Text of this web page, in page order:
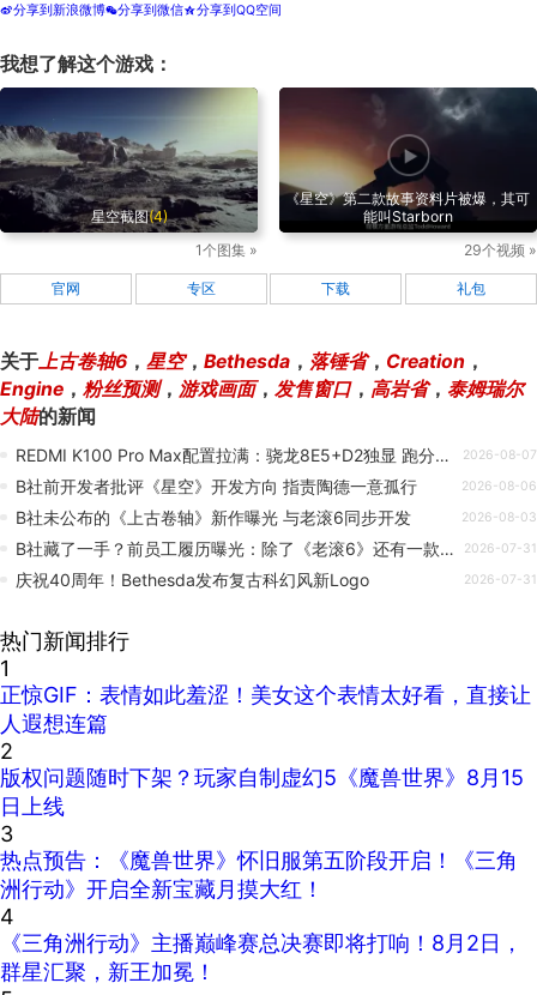
t分享到新浪微博w分享到微信z分享到QQ空间
我想了解这个游戏：
星空截图(4)
1个图集 »
《星空》第二款故事资料片被爆，其可
能叫Starborn
29个视频 »
官网 专区 下载 礼包
关于 上古卷轴6 ， 星空， Bethesda ， 落锤省， Creation ，
Engine ， 粉丝预测， 游戏画面， 发售窗口， 高岩省， 泰姆瑞尔
大陆的新闻
REDMI K100 Pro Max配置拉满：骁龙8E5+D2独显 跑分突破455万 2026-08-07
B社前开发者批评《星空》开发方向 指责陶德一意孤行 2026-08-06
B社未公布的《上古卷轴》新作曝光 与老滚6同步开发 2026-08-03
B社藏了一手？前员工履历曝光：除了《老滚6》还有一款《上古卷轴》新作 2026-07-31
庆祝40周年！Bethesda发布复古科幻风新Logo 2026-07-31
热门新闻排行
1
正惊GIF：表情如此羞涩！美女这个表情太好看，直接让
人遐想连篇
2
版权问题随时下架？玩家自制虚幻5《魔兽世界》8月15
日上线
3
热点预告：《魔兽世界》怀旧服第五阶段开启！《三角
洲行动》开启全新宝藏月摸大红！
4
《三角洲行动》主播巅峰赛总决赛即将打响！8月2日，
群星汇聚，新王加冕！